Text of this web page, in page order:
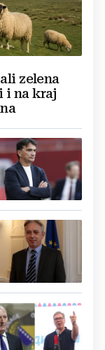
zelena
i na kraj